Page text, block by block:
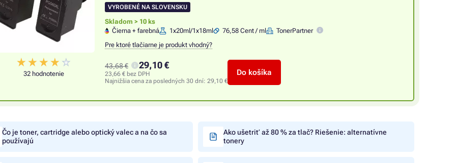
32 hodnotenie
VYROBENÉ NA SLOVENSKU
Skladom > 10 ks
Čierna + farebná
1x20ml/1x18ml 76,58 Cent / ml
TonerPartner
Pre ktoré tlačiarne je produkt vhodný?
43,68 € 29,10 €
23,66 € bez DPH
Najnižšia cena za posledných 30 dní: 29,10 €
Do košíka
Čo je toner, cartridge alebo optický valec a na čo sa
používajú
Ako ušetriť až 80 % za tlač? Riešenie: alternatívne
tonery